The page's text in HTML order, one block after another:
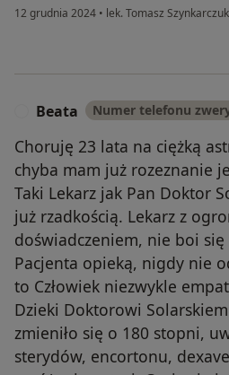
12 grudnia 2024 • lek. Tomasz Szynkarczuk
Beata Numer telefonu
Choruję 23 lata na ciężką
chyba mam już rozeznanie
Taki Lekarz jak Pan Doktor
już rzadkością. Lekarz z
doświadczeniem, nie boi się
Pacjenta opieką, nigdy nie
to Człowiek niezwykle
Dzieki Doktorowi
zmieniło się o 180 stopni,
sterydów, encortonu,